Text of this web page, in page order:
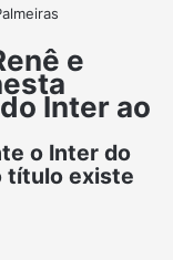
e
Inter ao
o Inter do
título existe